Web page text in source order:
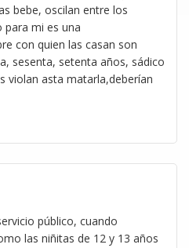
bebe, oscilan entre los
para mi es una
con quien las casan son
sesenta, setenta años, sádico
violan asta matarla,deberían
público, cuando
las niñitas de 12 y 13 años